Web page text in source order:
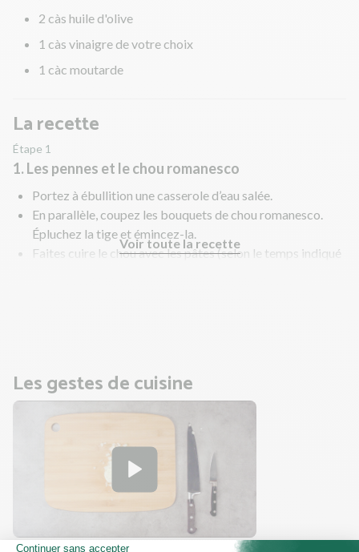
2 càs huile d'olive
1 càs vinaigre de votre choix
1 càc moutarde
La recette
Étape 1
1. Les pennes et le chou romanesco
Portez à ébullition une casserole d’eau salée.
En parallèle, coupez les bouquets de chou romanesco.
Épluchez la tige et émincez-la.
Faites cuire le chou avec les pâtes (selon le temps indiqué
Voir toute la recette
Les gestes de cuisine